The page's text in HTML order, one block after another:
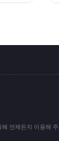
해 언제든지 이용해